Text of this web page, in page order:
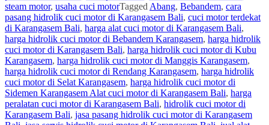
steam motor, usaha cuci motorTagged Abang, Bebandem, cara
pasang hidrolik cuci motor di Karangasem Bali, cuci motor terdekat
di Karangasem Bali, harga alat cuci motor di Karangasem Bali,
harga hidrolik cuci motor di Bebandem Karangasem, harga hidrolik
cuci motor di Karangasem Bali, harga hidrolik cuci motor di Kubu
Karangasem, harga hidrolik cuci motor di Manggis Karangasem,
harga hidrolik cuci motor di Rendang Karangasem, harga hidrolik
cuci motor di Selat Karangasem, harga hidrolik cuci motor di
Sidemen Karangasem Alat cuci motor di Karangasem Bali, harga
peralatan cuci motor di Karangasem Bali, hidrolik cuci motor di
Karangasem Bali, jasa pasang hidrolik cuci motor di Karangasem